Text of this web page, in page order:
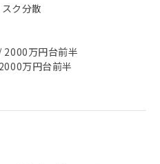
ク分散
万円台前半
万円台前半